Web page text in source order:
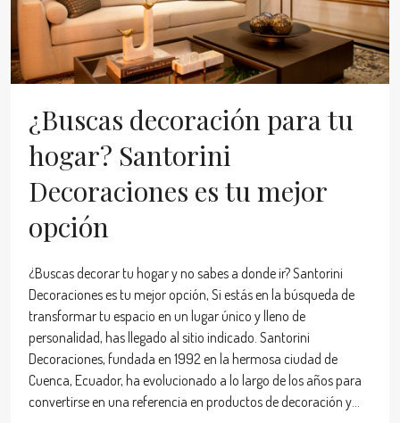
¿Buscas decoración para tu
hogar? Santorini
Decoraciones es tu mejor
opción
¿Buscas decorar tu hogar y no sabes a donde ir? Santorini
Decoraciones es tu mejor opción, Si estás en la búsqueda de
transformar tu espacio en un lugar único y lleno de
personalidad, has llegado al sitio indicado. Santorini
Decoraciones, fundada en 1992 en la hermosa ciudad de
Cuenca, Ecuador, ha evolucionado a lo largo de los años para
convertirse en una referencia en productos de decoración y...